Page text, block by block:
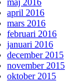
maj 2016
april 2016
mars 2016
februari 2016
januari 2016
december 2015
november 2015
oktober 2015